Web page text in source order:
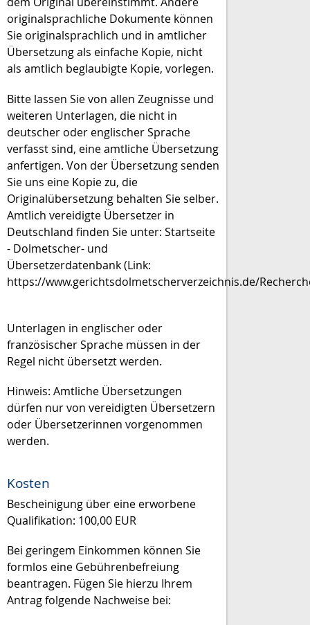
originalsprachliche Dokumente können
Sie originalsprachlich und in amtlicher
Übersetzung als einfache Kopie, nicht
als amtlich beglaubigte Kopie, vorlegen.
Bitte lassen Sie von allen Zeugnisse und
weiteren Unterlagen, die nicht in
deutscher oder englischer Sprache
verfasst sind, eine amtliche Übersetzung
anfertigen. Von der Übersetzung senden
Sie uns eine Kopie zu, die
Originalübersetzung behalten Sie selber.
Amtlich vereidigte Übersetzer in
Deutschland finden Sie unter: Startseite
- Dolmetscher- und
Übersetzerdatenbank (Link:
https://www.gerichtsdolmetscherverzeichnis.de/
Unterlagen in englischer oder
französischer Sprache müssen in der
Regel nicht übersetzt werden.
Hinweis: Amtliche Übersetzungen
dürfen nur von vereidigten Übersetzern
oder Übersetzerinnen vorgenommen
werden.
Kosten
Bescheinigung über eine erworbene
Qualifikation: 100,00 EUR
Bei geringem Einkommen können Sie
formlos eine Gebührenbefreiung
beantragen. Fügen Sie hierzu Ihrem
Antrag folgende Nachweise bei: